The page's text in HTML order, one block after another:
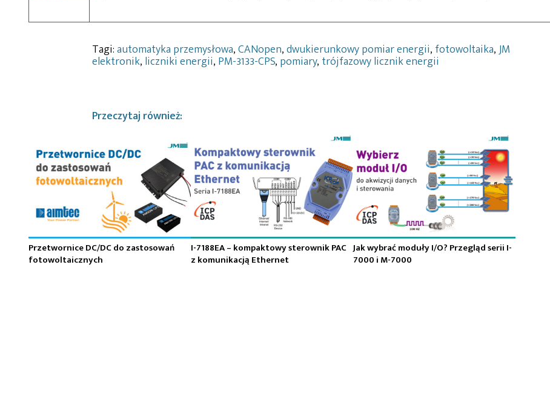
Tagi:automatyka przemysłowa,CANopen,dwukierunkowy pomiar energii, fotowoltaika,JM
elektronik, liczniki energii, PM-3133-CPS, pomiary, trójfazowy licznik energii
Przeczytaj również:
Przetwornice DC/DC do zastosowań
fotowoltaicznych
I-7188EA – kompaktowy sterownik PAC
z komunikacją Ethernet
Jak wybrać moduły I/O? Przegląd serii I-
7000 i M-7000